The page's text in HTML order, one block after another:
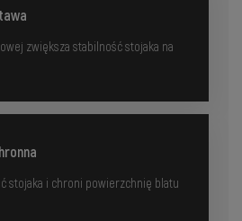
zwiększa stabilność stojaka na
stojaka i chroni powierzchnię blatu